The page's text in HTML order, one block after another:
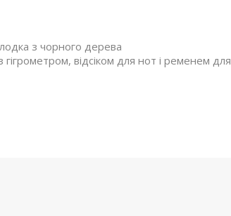
з чорного дерева
відсіком для нот і ременем для